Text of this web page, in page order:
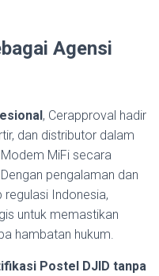
Agensi
, Cerapproval hadir
dan distributor dalam
MiFi secara
pengalaman dan
Indonesia,
untuk memastikan
hambatan hukum.
Postel DJID tanpa